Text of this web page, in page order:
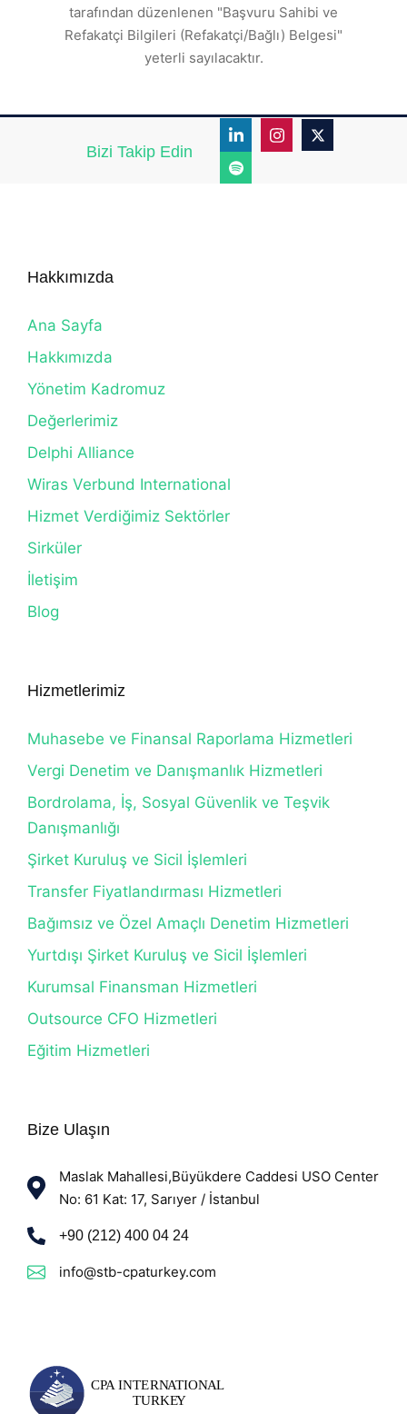
tarafından düzenlenen "Başvuru Sahibi ve
Refakatçi Bilgileri (Refakatçi/Bağlı) Belgesi"
yeterli sayılacaktır.
Bizi Takip Edin
Hakkımızda
Ana Sayfa
Hakkımızda
Yönetim Kadromuz
Değerlerimiz
Delphi Alliance
Wiras Verbund International
Hizmet Verdiğimiz Sektörler
Sirküler
İletişim
Blog
Hizmetlerimiz
Muhasebe ve Finansal Raporlama Hizmetleri
Vergi Denetim ve Danışmanlık Hizmetleri
Bordrolama, İş, Sosyal Güvenlik ve Teşvik
Danışmanlığı
Şirket Kuruluş ve Sicil İşlemleri
Transfer Fiyatlandırması Hizmetleri
Bağımsız ve Özel Amaçlı Denetim Hizmetleri
Yurtdışı Şirket Kuruluş ve Sicil İşlemleri
Kurumsal Finansman Hizmetleri
Outsource CFO Hizmetleri
Eğitim Hizmetleri
Bize Ulaşın
Maslak Mahallesi,Büyükdere Caddesi USO Center
No: 61 Kat: 17, Sarıyer / İstanbul
+90 (212) 400 04 24
info@stb-cpaturkey.com